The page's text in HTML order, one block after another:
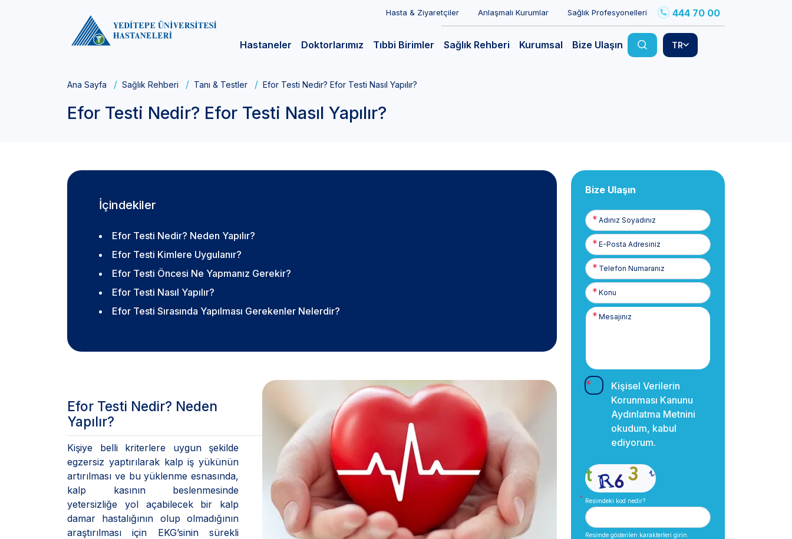
Hasta & Ziyaretçiler Anlaşmalı Kurumlar Sağlık Profesyonelleri 444 70 00
Hastaneler Doktorlarımız Tıbbi Birimler Sağlık Rehberi Kurumsal Bize Ulaşın TR
Ana Sayfa Sağlık Rehberi Tanı & Testler Efor Testi Nedir? Efor Testi Nasıl Yapılır?
Efor Testi Nedir? Efor Testi Nasıl Yapılır?
İçindekiler
Efor Testi Nedir? Neden Yapılır?
Efor Testi Kimlere Uygulanır?
Efor Testi Öncesi Ne Yapmanız Gerekir?
Efor Testi Nasıl Yapılır?
Efor Testi Sırasında Yapılması Gerekenler Nelerdir?
Efor Testi Nedir? Neden
Yapılır?
Kişiye belli kriterlere uygun şekilde
egzersiz yaptırılarak kalp iş yükünün
artırılması ve bu yüklenme esnasında,
kalp kasının beslenmesinde
yetersizliğe yol açabilecek bir kalp
damar hastalığının olup olmadığının
araştırılması için EKG’sinin sürekli
Bize Ulaşın
Adınız
Soyadınız
E-
Posta
Telefon
Numaranız
Kişisel Verilerin
Korunması Kanunu
Aydınlatma Metnini
okudum, kabul
ediyorum.
Resimdeki kod nedir?
Resimde gösterilen karakterleri girin.